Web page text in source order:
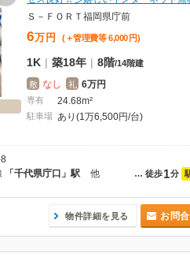
Ｓ－ＦＯＲＴ福岡県庁前
6万 円 (＋管理費等 6,000 円)
1K | 築18年 | 8階/14階建
敷 なし 礼 6万円
専有 24.68m²
駐車場 あり(1万6,500円/台)
… 徒歩1分
「千代県庁口」駅 他
物件詳細を見る お問